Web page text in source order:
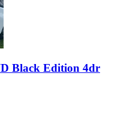
Black Edition 4dr